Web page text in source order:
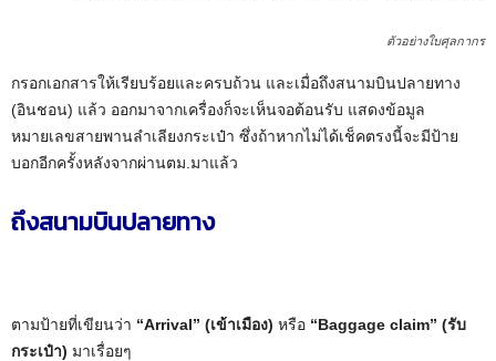
ตัวอย่างใบศุลกากร
กรอกเอกสารให้เรียบร้อยและครบถ้วน และเมื่อถึงสนามบินปลายทาง
(อินชอน) แล้ว ออกมาจากเครื่องก็จะเห็นจอต้อนรับ แสดงข้อมูล
หมายเลขสายพานลำเลียงกระเป๋า ซึ่งถ้าหากไม่ได้เช็คตรงนี้จะมีป้าย
บอกอีกครั้งหลังจากผ่านตม.มาแล้ว
ถึงสนามบินปลายทาง
ตามป้ายที่เขียนว่า “Arrival” (เข้าเมือง) หรือ “Baggage claim” (รับ
กระเป๋า) มาเรื่อยๆ